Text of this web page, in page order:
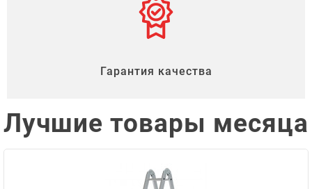
Гарантия качества
Лучшие товары месяца